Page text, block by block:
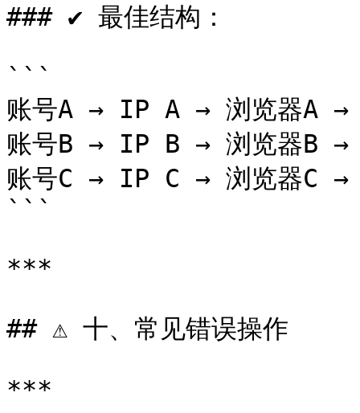
### ✔ 最佳结构：
```
账号A → IP A → 浏览器A →
账号B → IP B → 浏览器B →
账号C → IP C → 浏览器C →
```
***
## ⚠️ 十、常见错误操作
***